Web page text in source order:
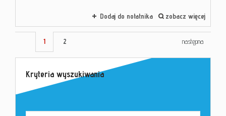
Dodaj do notatnika zobacz więcej
1 2 następna
Kryteria wyszukiwania